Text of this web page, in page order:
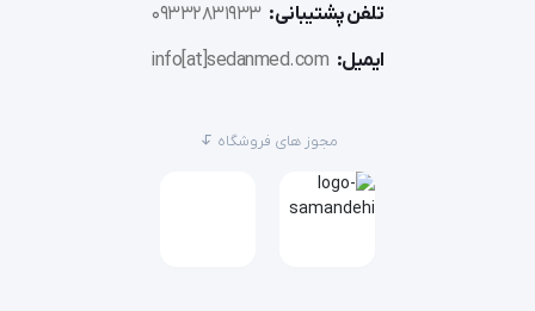
تلفن پشتیبانی: 09332831933
ایمیل: info[at]sedanmed.com
مجوز های فروشگاه